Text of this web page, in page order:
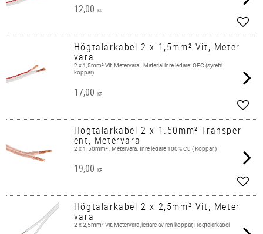
12,00 KR
Högtalarkabel 2 x 1,5mm² Vit, Meter
vara
2 x 1,5mm² Vit, Metervara . Material inre ledare: OFC (syrefri
koppar)
17,00 KR
Högtalarkabel 2 x 1.50mm² Transper
ent, Metervara
2 x 1.50mm² , Metervara. Inre ledare 100% Cu ( Koppar )
19,00 KR
Högtalarkabel 2 x 2,5mm² Vit, Meter
vara
2 x 2,5mm² Vit, Metervara ,ledare av ren koppar, Högtalarkabel